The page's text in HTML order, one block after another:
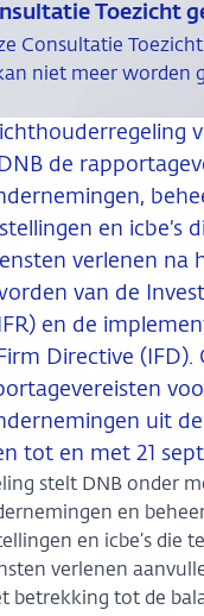
Toezicht
Consultatie
niet meer worden
de
en icbe’s
verlenen na
van de
en de
Directive
uit
tot en met 21
stelt DNB onder
en
en icbe’s die
verlenen
betrekking tot de